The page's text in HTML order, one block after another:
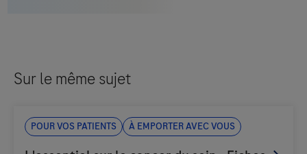
Sur le même sujet
Pour vos patients À emporter avec vous